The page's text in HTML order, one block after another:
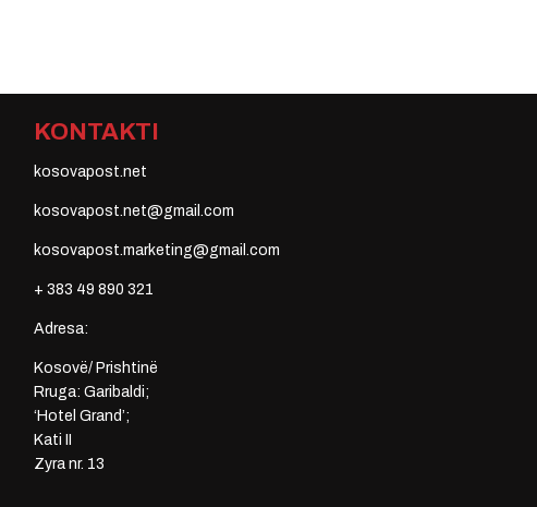
KONTAKTI
kosovapost.net
kosovapost.net@gmail.com
kosovapost.marketing@gmail.com
+ 383 49 890 321
Adresa:
Kosovë/ Prishtinë
Rruga: Garibaldi;
‘Hotel Grand’;
Kati II
Zyra nr. 13